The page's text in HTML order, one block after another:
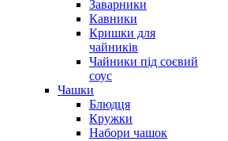
Заварники
Кавники
Кришки для
чайників
Чайники під соєвий
соус
Чашки
Блюдця
Кружки
Набори чашок